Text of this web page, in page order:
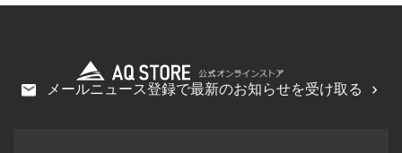
メールニュース登録で最新のお知らせを受け取る